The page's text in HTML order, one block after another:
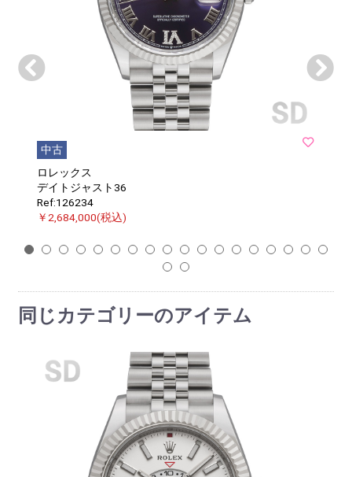
中古
ロレックス
デイトジャスト36
Ref:126234
￥2,684,000(税込)
1 2 3 4 5 6 7 8 9 10 11 12 13 14 15 16 17
18
19
20
同じカテゴリーのアイテム